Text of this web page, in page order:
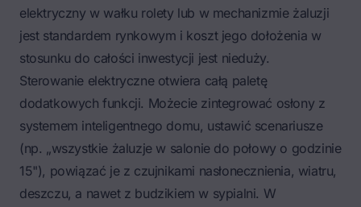
elektryczny w wałku rolety lub w mechanizmie żaluzji
jest standardem rynkowym i koszt jego dołożenia w
stosunku do całości inwestycji jest nieduży.
Sterowanie elektryczne otwiera całą paletę
dodatkowych funkcji. Możecie zintegrować osłony z
systemem inteligentnego domu, ustawić scenariusze
(np. „wszystkie żaluzje w salonie do połowy o godzinie
15"), powiązać je z czujnikami nasłonecznienia, wiatru,
deszczu, a nawet z budzikiem w sypialni. W